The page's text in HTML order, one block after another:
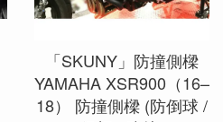
「SKUNY」防撞側樑
YAMAHA XSR900（16–
18） 防撞側樑 (防倒球 /